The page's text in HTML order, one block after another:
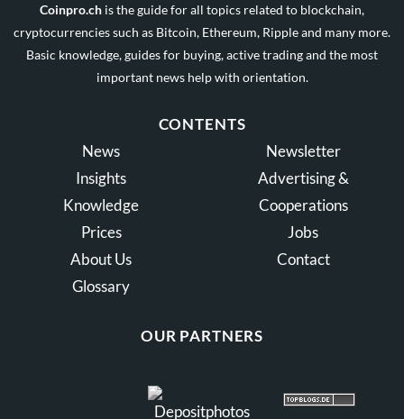
Coinpro.ch is the guide for all topics related to blockchain,
cryptocurrencies such as Bitcoin, Ethereum, Ripple and many more.
Basic knowledge, guides for buying, active trading and the most
important news help with orientation.
CONTENTS
News
Insights
Knowledge
Prices
About Us
Glossary
Newsletter
Advertising &
Cooperations
Jobs
Contact
OUR PARTNERS